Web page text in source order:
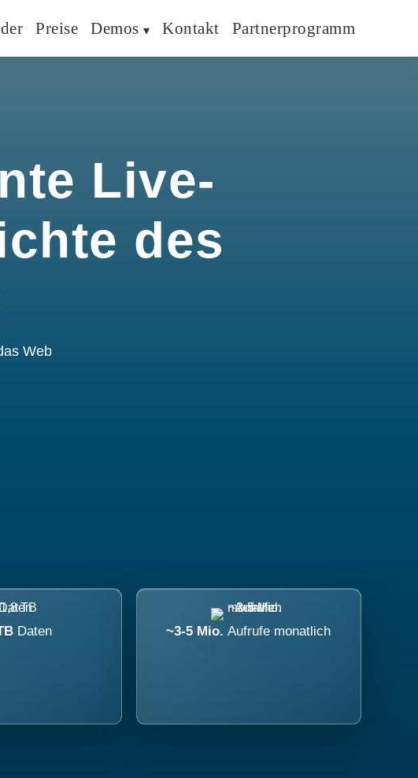
Preise Demos Kontakt Partnerprogramm
Live-
des
Web
Daten ~3-5 Mio.Aufrufe monatlich